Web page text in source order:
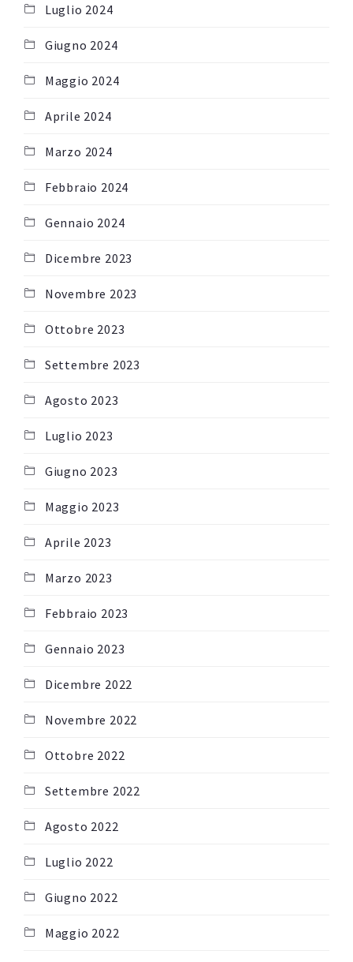
Luglio 2024
Giugno 2024
Maggio 2024
Aprile 2024
Marzo 2024
Febbraio 2024
Gennaio 2024
Dicembre 2023
Novembre 2023
Ottobre 2023
Settembre 2023
Agosto 2023
Luglio 2023
Giugno 2023
Maggio 2023
Aprile 2023
Marzo 2023
Febbraio 2023
Gennaio 2023
Dicembre 2022
Novembre 2022
Ottobre 2022
Settembre 2022
Agosto 2022
Luglio 2022
Giugno 2022
Maggio 2022